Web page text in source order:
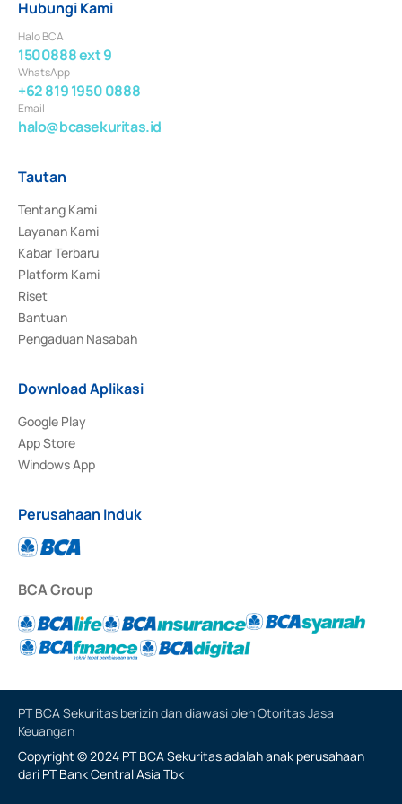
Hubungi Kami
Halo BCA
1500888 ext 9
WhatsApp
+62 819 1950 0888
Email
halo@bcasekuritas.id
Tautan
Tentang Kami
Layanan Kami
Kabar Terbaru
Platform Kami
Riset
Bantuan
Pengaduan Nasabah
Download Aplikasi
Google Play
App Store
Windows App
Perusahaan Induk
BCA Group
PT BCA Sekuritas berizin dan diawasi oleh Otoritas Jasa
Keuangan
Copyright © 2024 PT BCA Sekuritas adalah anak perusahaan
dari PT Bank Central Asia Tbk